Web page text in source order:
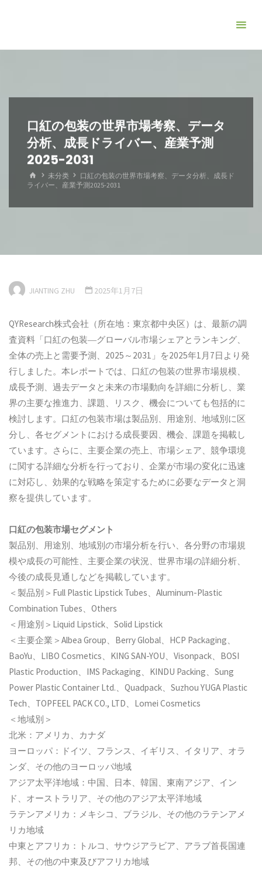
口紅の包装の世界市場考察、データ
分析、成長ドライバー、産業予測
2025-2031
ホ
ー
未分类
口紅の包装の世界市場考察、データ分析、成長ド
ライバー、産業予測2025-2031
JIANTING ZHU 2025年1月7日
QYResearch株式会社（所在地：東京都中央区）は、最新の調
査資料「口紅の包装―グローバル市場シェアとランキング、
全体の売上と需要予測、2025～2031」を2025年1月7日より発
行しました。本レポートでは、口紅の包装の世界市場規模、
成長予測、過去データと未来の市場動向を詳細に分析し、業
界の主要な推進力、課題、リスク、機会についても包括的に
検討します。口紅の包装市場は製品別、用途別、地域別に区
分し、各セグメントにおける成長要因、機会、課題を掲載し
ています。さらに、主要企業の売上、市場シェア、競争環境
に関する詳細な分析を行っており、企業が市場の変化に迅速
に対応し、効果的な戦略を策定するために必要なデータと洞
察を提供しています。
口紅の包装市場セグメント
製品別、用途別、地域別の市場分析を行い、各分野の市場規
模や成長の可能性、主要企業の状況、世界市場の詳細分析、
今後の成長見通しなどを掲載しています。
＜製品別＞Full Plastic Lipstick Tubes、Aluminum-Plastic
Combination Tubes、Others
＜用途別＞Liquid Lipstick、Solid Lipstick
＜主要企業＞Albea Group、Berry Global、HCP Packaging、
BaoYu、LIBO Cosmetics、KING SAN-YOU、Visonpack、BOSI
Plastic Production、IMS Packaging、KINDU Packing、Sung
Power Plastic Container Ltd.、Quadpack、Suzhou YUGA Plastic
Tech、TOPFEEL PACK CO., LTD、Lomei Cosmetics
＜地域別＞
北米：アメリカ、カナダ
ヨーロッパ：ドイツ、フランス、イギリス、イタリア、オラ
ンダ、その他のヨーロッパ地域
アジア太平洋地域：中国、日本、韓国、東南アジア、イン
ド、オーストラリア、その他のアジア太平洋地域
ラテンアメリカ：メキシコ、ブラジル、その他のラテンアメ
リカ地域
中東とアフリカ：トルコ、サウジアラビア、アラブ首長国連
邦、その他の中東及びアフリカ地域